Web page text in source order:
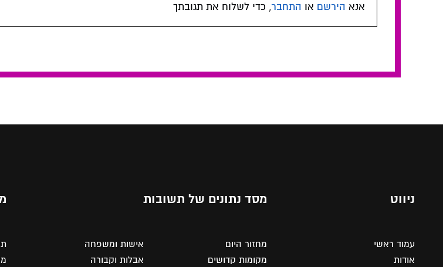
אנא הירשם או התחבר, כדי לשלוח את תגובתך
ניווט
עמוד ראשי
אודות
מסד נתונים של תשובות
מחזור היום
מקומות קדושים
אישות ומשפחה
אבלות וקבורה